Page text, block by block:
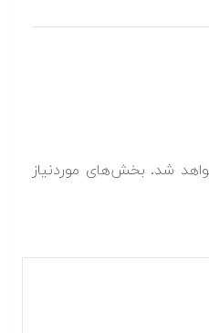
شد. بخش‌های موردنیاز